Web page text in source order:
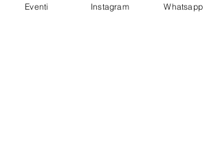
Eventi Instagram Whatsapp